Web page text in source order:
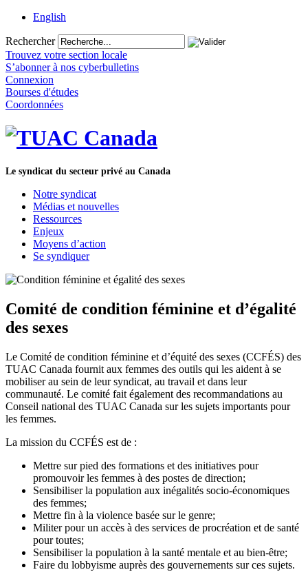
English
Rechercher
Trouvez votre section locale
S’abonner à nos cyberbulletins
Connexion
Bourses d'études
Coordonnées
Le syndicat du secteur privé au Canada
Notre syndicat
Médias et nouvelles
Ressources
Enjeux
Moyens d’action
Se syndiquer
Comité de condition féminine et d’égalité
des sexes
Le Comité de condition féminine et d’équité des sexes (CCFÉS) des
TUAC Canada fournit aux femmes des outils qui les aident à se
mobiliser au sein de leur syndicat, au travail et dans leur
communauté. Le comité fait également des recommandations au
Conseil national des TUAC Canada sur les sujets importants pour
les femmes.
La mission du CCFÉS est de :
Mettre sur pied des formations et des initiatives pour
promouvoir les femmes à des postes de direction;
Sensibiliser la population aux inégalités socio-économiques
des femmes;
Mettre fin à la violence basée sur le genre;
Militer pour un accès à des services de procréation et de santé
pour toutes;
Sensibiliser la population à la santé mentale et au bien-être;
Faire du lobbyisme auprès des gouvernements sur ces sujets.